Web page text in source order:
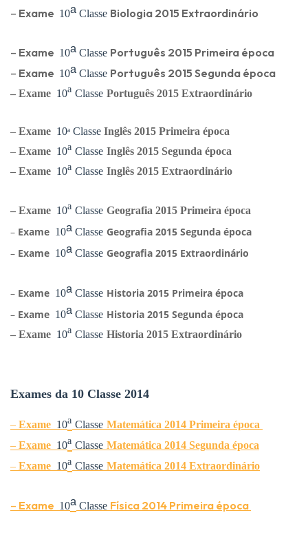
– Exame 10ᵃ Classe Biologia 2015 Extraordinário
– Exame 10ᵃ Classe Português 2015 Primeira época
– Exame 10ᵃ Classe Português 2015 Segunda época
– Exame 10ᵃ Classe Português 2015 Extraordinário
– Exame 10ᵃ Classe Inglês 2015 Primeira época
– Exame 10ᵃ Classe Inglês 2015 Segunda época
– Exame 10ᵃ Classe Inglês 2015 Extraordinário
– Exame 10ᵃ Classe Geografia 2015 Primeira época
– Exame 10ᵃ Classe Geografia 2015 Segunda época
– Exame 10ᵃ Classe Geografia 2015 Extraordinário
– Exame 10ᵃ Classe Historia 2015 Primeira época
– Exame 10ᵃ Classe Historia 2015 Segunda época
– Exame 10ᵃ Classe Historia 2015 Extraordinário
Exames da 10 Classe 2014
– Exame 10ᵃ Classe Matemática 2014 Primeira época
– Exame 10ᵃ Classe Matemática 2014 Segunda época
– Exame 10ᵃ Classe Matemática 2014 Extraordinário
– Exame 10ᵃ Classe Física 2014 Primeira época